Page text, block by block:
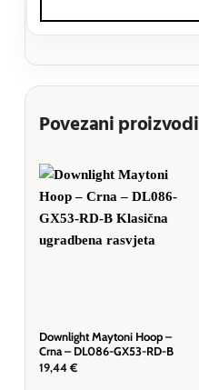
Povezani proizvodi
Downlight Maytoni Hoop –
Crna – DL086-GX53-RD-B
19,44 €